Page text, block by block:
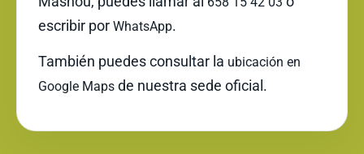
escribir por WhatsApp.
También puedes consultar la ubicación en
Google Maps de nuestra sede oficial.